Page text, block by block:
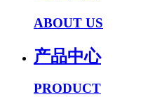
ABOUT US
产品中心
PRODUCT